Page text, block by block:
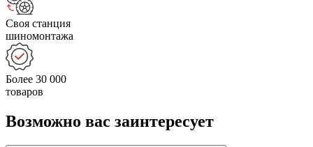
Своя станция
шиномонтажа
Более 30 000
товаров
Возможно вас заинтересует